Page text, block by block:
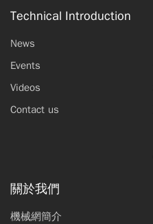
Technical Introduction
News
Events
Videos
Contact us
關於我們
機械網簡介